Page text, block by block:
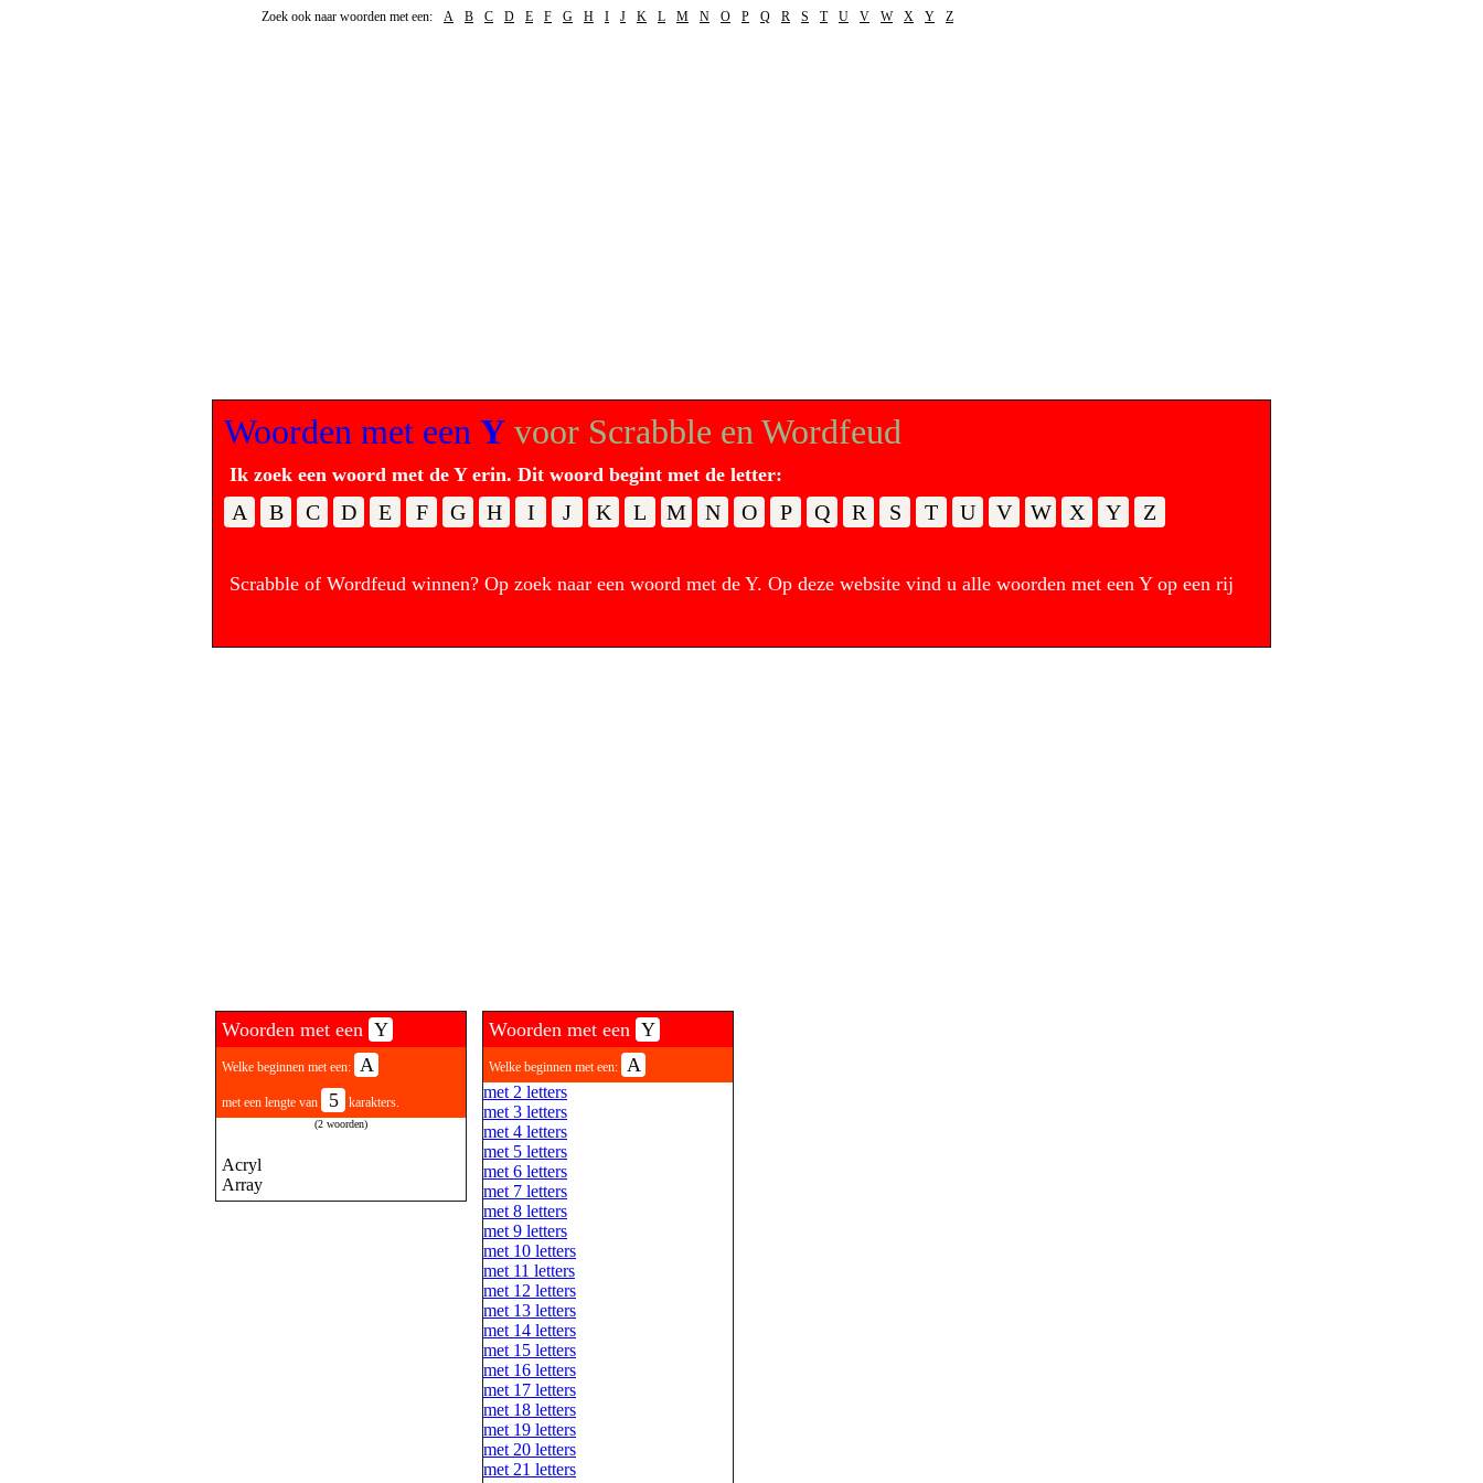
Zoek ook naar woorden met een: A B C D E F G H I J K L M N O P Q R S T U V W X Y Z
Woorden met een Y voor Scrabble en Wordfeud
Ik zoek een woord met de Y erin. Dit woord begint met de letter:
A B C D E F G H I J K L M N O P Q R S T U V W X Y Z
Scrabble of Wordfeud winnen? Op zoek naar een woord met de Y. Op deze website vind u alle woorden met een Y op een rij
Woorden met een Y
Welke beginnen met een: A
met een lengte van 5 karakters.
(2 woorden)
Acryl
Array
Woorden met een Y
Welke beginnen met een: A
met 2 letters
met 3 letters
met 4 letters
met 5 letters
met 6 letters
met 7 letters
met 8 letters
met 9 letters
met 10 letters
met 11 letters
met 12 letters
met 13 letters
met 14 letters
met 15 letters
met 16 letters
met 17 letters
met 18 letters
met 19 letters
met 20 letters
met 21 letters